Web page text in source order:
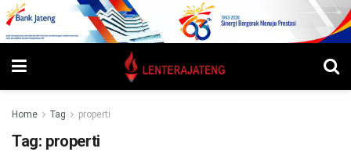
Home Tag properti
Tag: properti